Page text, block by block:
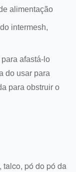
alimentação
intermesh,
afastá-lo
do usar para
para obstruir o
talco, pó do pó da